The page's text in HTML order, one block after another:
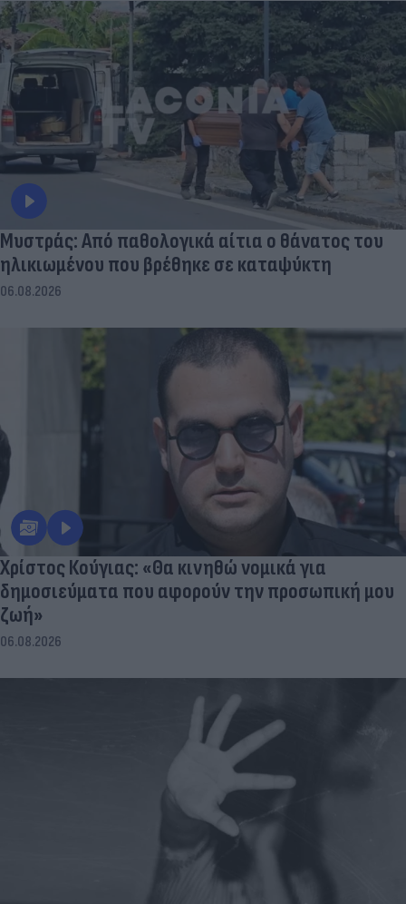
Μυστράς: Από παθολογικά αίτια ο θάνατος του
ηλικιωμένου που βρέθηκε σε καταψύκτη
06.08.2026
Χρίστος Κούγιας: «Θα κινηθώ νομικά για
δημοσιεύματα που αφορούν την προσωπική μου
ζωή»
06.08.2026